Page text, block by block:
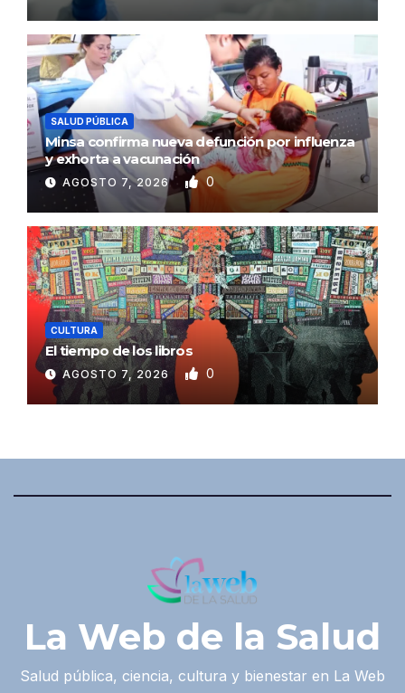
SALUD PÚBLICA
Minsa confirma nueva defunción por influenza
y exhorta a vacunación
AGOSTO 7, 2026 0
CULTURA
El tiempo de los libros
AGOSTO 7, 2026 0
La Web de la Salud
Salud pública, ciencia, cultura y bienestar en La Web